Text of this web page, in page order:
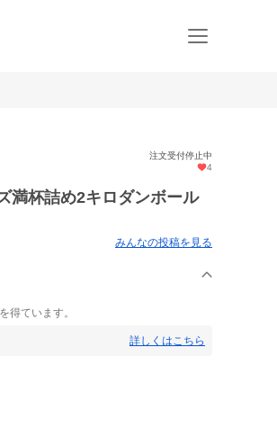
注文受付停止中
4
杯詰め2キロダンボール
みんなの投稿を見る
得ています。
詳しくはこちら